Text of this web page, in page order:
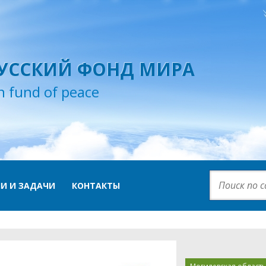
ФОНД МИРА
fund of peace
И ЗАДАЧИ КОНТАКТЫ